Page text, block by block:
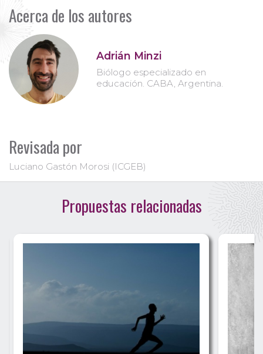
Acerca de los autores
Adrián Minzi
Biólogo especializado en
educación. CABA, Argentina.
Revisada por
Luciano Gastón Morosi (ICGEB)
Propuestas relacionadas